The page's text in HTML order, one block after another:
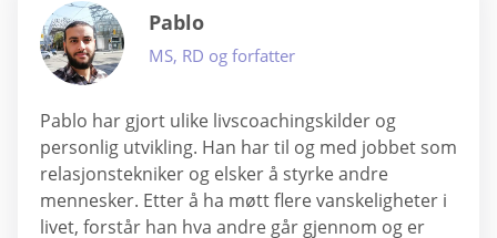
Pablo
MS, RD og forfatter
Pablo har gjort ulike livscoachingskilder og
personlig utvikling. Han har til og med jobbet som
relasjonstekniker og elsker å styrke andre
mennesker. Etter å ha møtt flere vanskeligheter i
livet, forstår han hva andre går gjennom og er